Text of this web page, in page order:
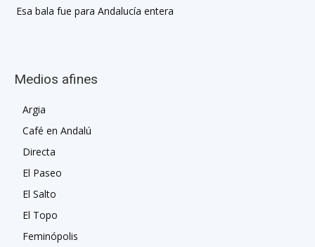
Esa bala fue para Andalucía entera
Medios afines
Argia
Café en Andalú
Directa
El Paseo
El Salto
El Topo
Feminópolis